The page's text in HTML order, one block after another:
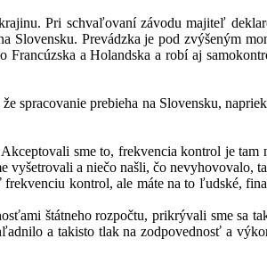
Pri schvaľovaní závodu majiteľ
Slovensku. Prevádzka je pod zvýšeným
a Holandska a robí aj
spracovanie prebieha na Slovensku,
sme to, frekvencia kontrol je tam
a niečo našli, čo nevyhovovalo,
kontrol, ale máte na to ľudské,
štátneho rozpočtu, prikrývali sme sa
a takisto tlak na zodpovednosť a